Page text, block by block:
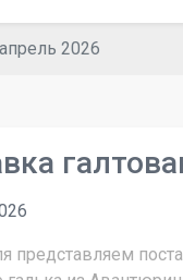
2026
представляем